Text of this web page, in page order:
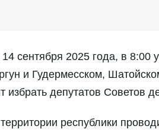
сентября 2025 года, в 8:00
и Гудермесском,
избрать депутатов Советов
республики